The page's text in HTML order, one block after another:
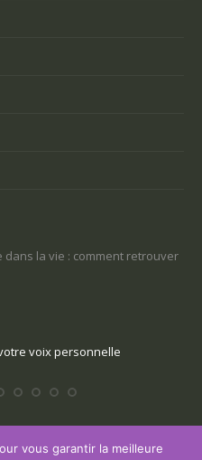
dans la vie : comment retrouver
voix personnelle
vous garantir la meilleure